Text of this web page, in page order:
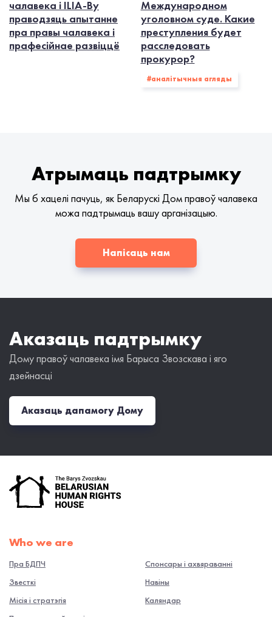
чалавека і ILIA-By
праводзяць апытанне
пра правы чалавека і
прафесійнае развіццё
Международном
уголовном суде. Какие
преступления будет
расследовать
прокурор?
#аналітычныя агляды
Атрымаць падтрымку
Мы б хацелі пачуць, як Беларускі Дом правоў чалавека
можа падтрымаць вашу арганізацыю.
Напісаць нам
Аказаць падтрымку
Дому правоў чалавека імя Барыса Звозскава і яго
дзейнасці
Аказаць дапамогу Дому
Who we are
Пра БДПЧ
Звесткі
Місія і стратэгія
Спонсары і ахвяраванні
Навiны
Каляндар